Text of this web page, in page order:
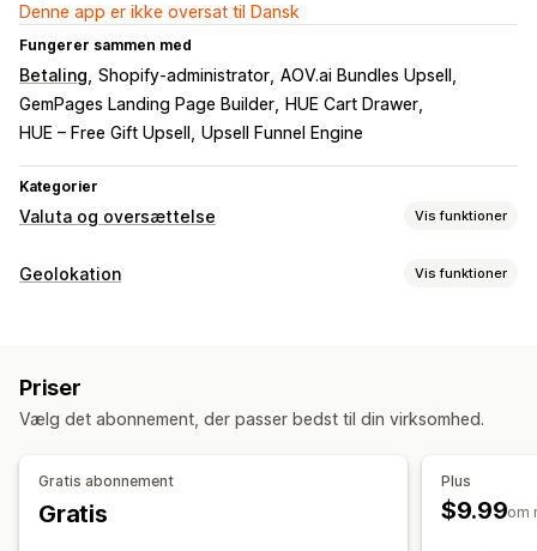
Denne app er ikke oversat til Dansk
Fungerer sammen med
Betaling Shopify-administrator AOV.ai Bundles Upsell
GemPages Landing Page Builder
HUE Cart Drawer
HUE – Free Gift Upsell
Upsell Funnel Engine
Kategorier
Valuta og oversættelse Vis funktioner
Valutakonvertering
Sprogoversættelse
Automatisk omdirigering
Skiftedesign
Geolokation Vis funktioner
Indstillinger for tilpasning til lokale forhold
Priser
Vælg det abonnement, der passer bedst til din virksomhed.
Gratis abonnement
Gratis
Plus
$9.99om